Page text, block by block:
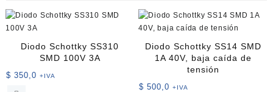
Diodo Schottky SS310
SMD 100V 3A
$ 350,0 +IVA
Diodo Schottky SS14 SMD
1A 40V, baja caída de
tensión
$ 500,0 +IVA